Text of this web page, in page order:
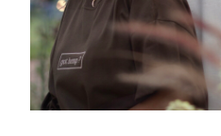
ジモデルに、スパルタンレーサー 陣